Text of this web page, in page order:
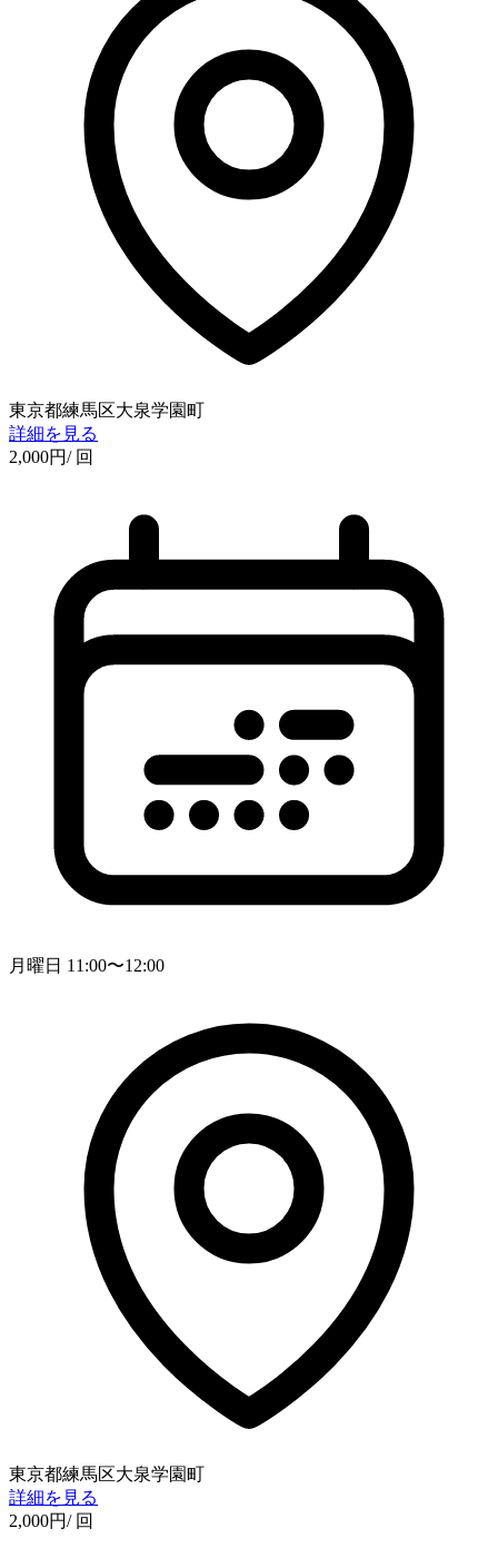
東京都練馬区大泉学園町
詳細を見る
2,000円/ 回
月曜日 11:00〜12:00
東京都練馬区大泉学園町
詳細を見る
2,000円/ 回